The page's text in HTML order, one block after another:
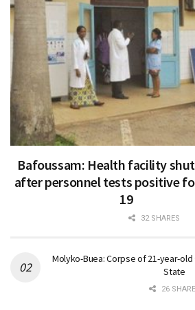
Bafoussam: Health facility
after personnel tests positive
19
32 SHARES
Molyko-Buea: Corpse of 21-year-
State
26